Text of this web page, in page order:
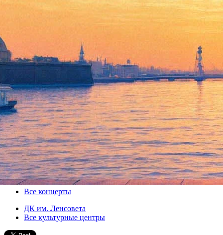
Smokie и трибьют The Eagles:
два концерта в одном
01 апреля 2014, вторник,19.00
Версия для печати
Все концерты
ДК им. Ленсовета
Все культурные центры